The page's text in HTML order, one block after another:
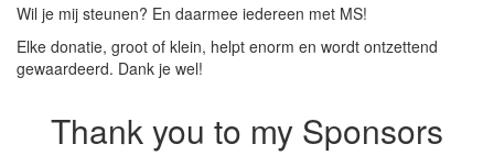
Wil je mij steunen? En daarmee iedereen met MS!
Elke donatie, groot of klein, helpt enorm en wordt ontzettend
gewaardeerd. Dank je wel!
Thank you to my Sponsors